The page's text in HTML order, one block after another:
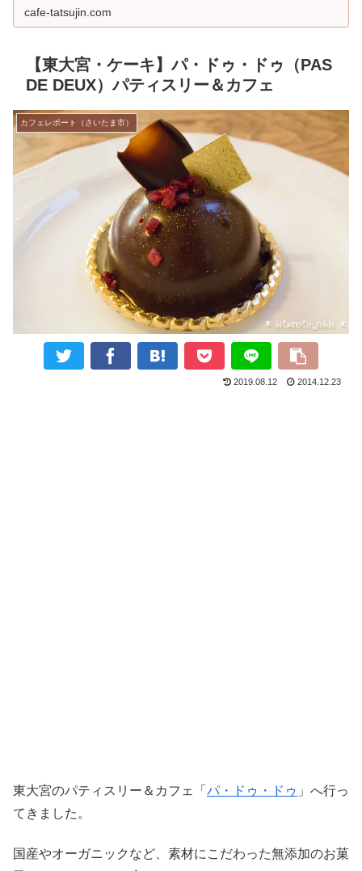
cafe-tatsujin.com
【東大宮・ケーキ】パ・ドゥ・ドゥ（PAS
DE DEUX）パティスリー＆カフェ
カフェレポート（さいたま市）
2019.08.12 2014.12.23
東大宮のパティスリー＆カフェ「 パ・ドゥ・ドゥ 」へ行っ
てきました。
国産やオーガニックなど、素材にこだわった無添加のお菓